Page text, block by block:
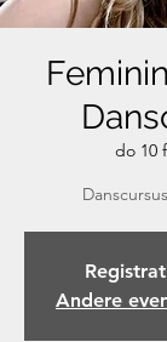
do 10
Andere